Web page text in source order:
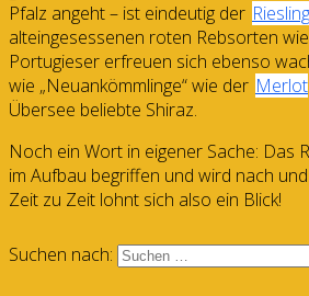
Pfalz angeht – ist eindeutig der Riesling
alteingesessenen roten Rebsorten wie
Portugieser erfreuen sich ebenso
wie „Neuankömmlinge“ wie der Merlot
Übersee beliebte Shiraz.
Noch ein Wort in eigener Sache: Das
im Aufbau begriffen und wird nach
Zeit zu Zeit lohnt sich also ein Blick!
Suchen nach: